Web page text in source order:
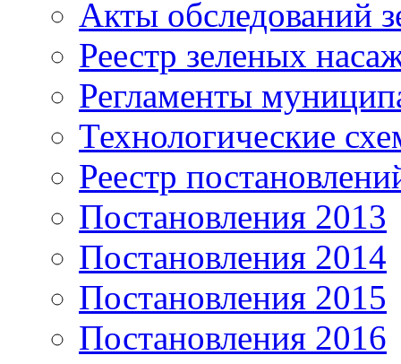
Акты обследований
Реестр зеленых
Регламенты
Технологические
Реестр
Постановления 2013
Постановления 2014
Постановления 2015
Постановления 2016